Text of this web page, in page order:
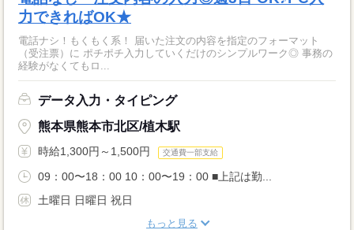
力できればOK★
電話ナシ！もくもく系！ 届いた注文の内容を指定のフォーマット
（受注票）に ポチポチ入力していくだけのシンプルワーク◎ 事務の
経験がなくてもロ...
データ入力・タイピング
熊本県熊本市北区/植木駅
時給1,300円～1,500円 交通費一部支給
09：00〜18：00 10：00〜19：00 ■上記は勤...
土曜日 日曜日 祝日
もっと見る